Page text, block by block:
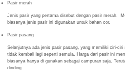
Pasir merah
Jenis pasir yang pertama disebut dengan pasir merah.
biasanya jenis pasir ini digunakan untuk bahan cor.
Pasir pasang
Selanjutnya ada jenis pasir pasang, yang memiliki ciri-
tidak kembali lagi seperti semula. Harga dari pasir ini
biasanya hanya di gunakan sebagai campuran saja.
dinding.